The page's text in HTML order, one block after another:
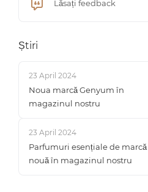
Lăsați feedback
Știri
23 April 2024
Noua marcă Genyum în
magazinul nostru
23 April 2024
Parfumuri esențiale de marcă
nouă în magazinul nostru